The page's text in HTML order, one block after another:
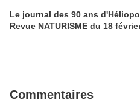
Le journal des 90 ans d'Héliopolis
Revue NATURISME du 18
Commentaires